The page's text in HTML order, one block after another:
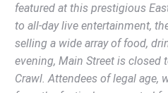
featured at this prestigious
to all-day live entertainment,
selling a wide array of food,
evening, Main Street is closed
Crawl. Attendees of legal age,